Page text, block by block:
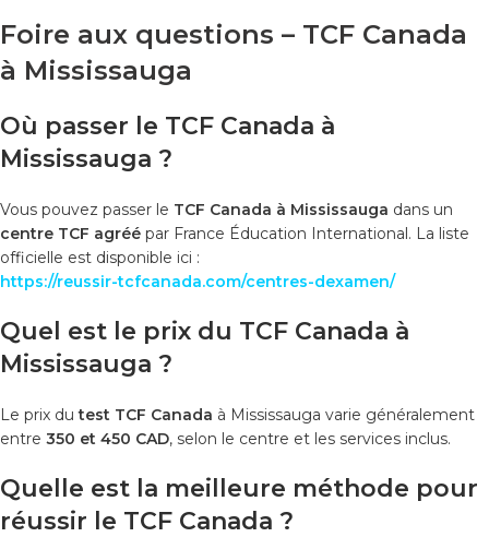
Foire aux questions – TCF Canada
à Mississauga
Où passer le TCF Canada à
Mississauga ?
Vous pouvez passer le TCF Canada à Mississauga dans un
centre TCF agréé par France Éducation International. La liste
officielle est disponible ici :
https://reussir-tcfcanada.com/centres-dexamen/
Quel est le prix du TCF Canada à
Mississauga ?
Le prix dutest TCF Canada à Mississauga varie généralement
entre 350 et 450 CAD, selon le centre et les services inclus.
Quelle est la meilleure méthode pour
réussir le TCF Canada ?